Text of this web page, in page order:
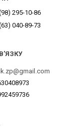
295-10-86
040-89-73